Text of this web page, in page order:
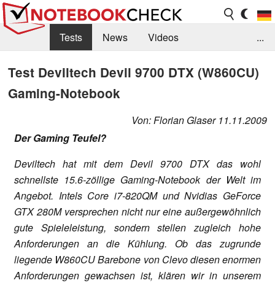
Tests News
Videos
Kaufberatung
Deals
...
Test Deviltech Devil 9700 DTX (W860CU)
Gaming-Notebook
Von: Florian Glaser 11.11.2009
Der Gaming Teufel?
Deviltech hat mit dem Devil 9700 DTX das wohl
schnellste 15.6-zöllige Gaming-Notebook der Welt im
Angebot. Intels Core i7-820QM und Nvidias GeForce
GTX 280M versprechen nicht nur eine außergewöhnlich
gute Spieleleistung, sondern stellen zugleich hohe
Anforderungen an die Kühlung. Ob das zugrunde
liegende W860CU Barebone von Clevo diesen enormen
Anforderungen gewachsen ist, klären wir in unserem